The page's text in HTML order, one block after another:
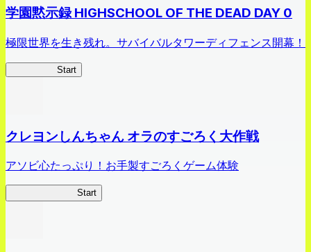
学園黙示録 HIGHSCHOOL OF THE DEAD DAY 0
極限世界を生き残れ。サバイバルタワーディフェンス開幕！
Start
クレヨンしんちゃん オラのすごろく大作戦
アソビ心たっぷり！お手製すごろくゲーム体験
Start